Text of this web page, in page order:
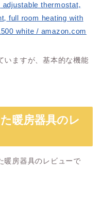
thermostat,
full room heating with
white / amazon.com
いますが、基本的な機能
暖房器具のレ
暖房器具のレビューで